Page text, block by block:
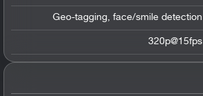
Geo-tagging, face/smile detection
320p@15fps